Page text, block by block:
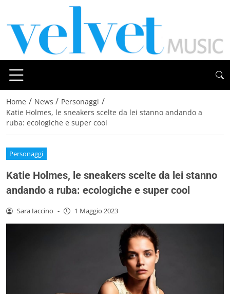
Home / News / Personaggi /
Katie Holmes, le sneakers scelte da lei stanno andando a
ruba: ecologiche e super cool
Personaggi
Katie Holmes, le sneakers scelte da lei stanno
andando a ruba: ecologiche e super cool
Sara Iaccino - 1 Maggio 2023